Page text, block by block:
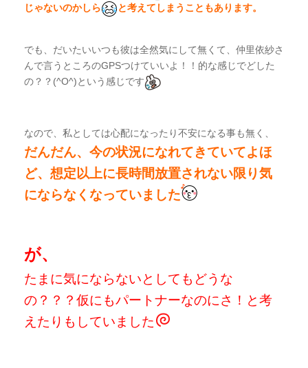
じゃないのかしら
と考えてしまうこともあります。
でも、だいたいいつも彼は全然気にして無くて、仲里依紗さ
んで言うところのGPSつけていいよ！！的な感じでどした
の？？(^O^)という感じです
なので、私としては心配になったり不安になる事も無く、
だんだん、今の状況になれてきていてよほ
ど、想定以上に長時間放置されない限り気
にならなくなっていました
が、
たまに気にならないとしても どうな
の？？？仮にもパートナーなのにさ！ と考
えたりもしていました